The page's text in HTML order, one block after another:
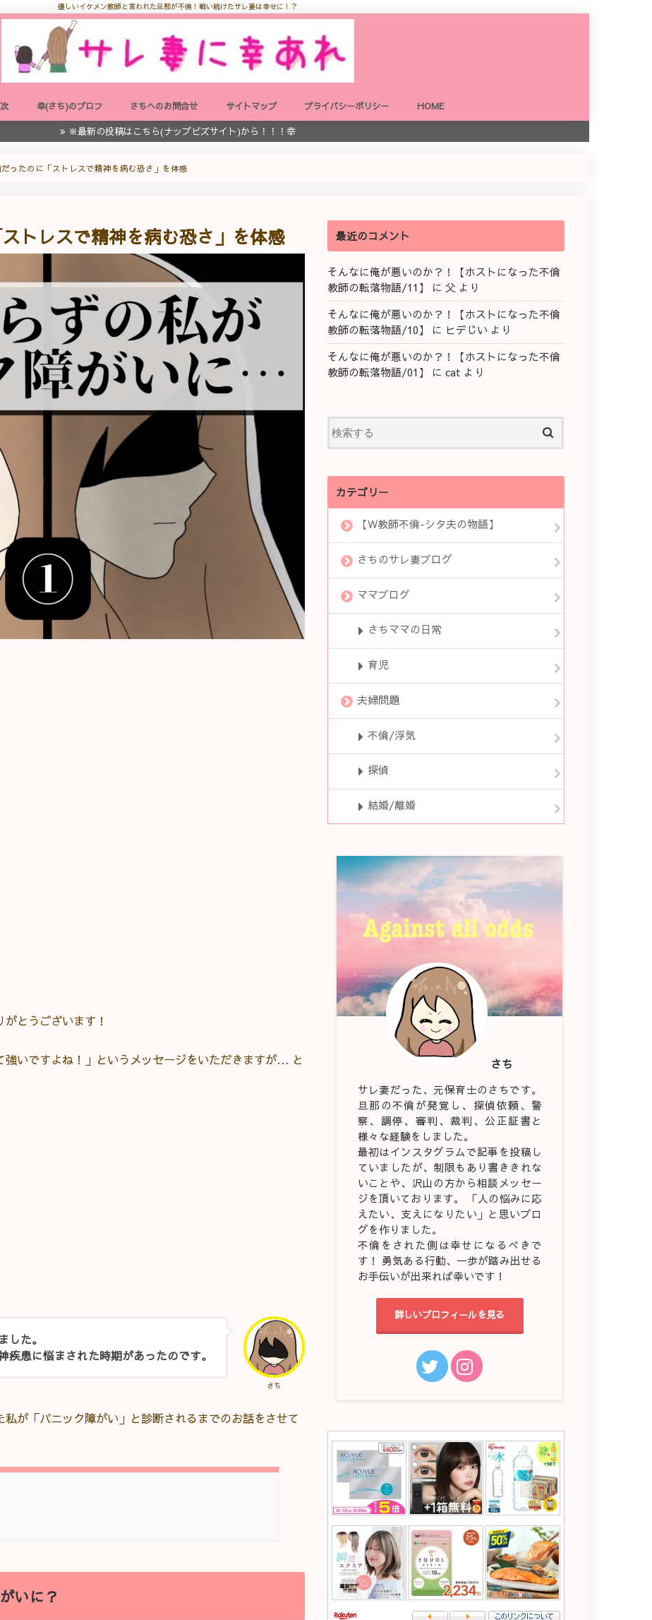
優しいイケメン教師と言われた旦那が不倫！戦い続けたサレ妻は幸せに！？
幸(さち)のプロフ さちへのお問合せ サイトマップ プライバシーポリシー HOME
※最新の投稿はこちら(ナップビズサイト)から！！！幸
ったのに「ストレスで精神を病む恐さ」を体感
トレスで精神を病む恐さ」を体感
とうございます！
いですよね！」というメッセージをいただきますが… と
さち
した。
患に悩まされた時期があったのです。
が「パニック障がい」と診断されるまでのお話をさせて
いに？
最近のコメント
そんなに俺が悪いのか？！【ホストになった不倫
教師の転落物語/11】
に 父 より
そんなに俺が悪いのか？！【ホストになった不倫
教師の転落物語/10】
に ヒデじい より
そんなに俺が悪いのか？！【ホストになった不倫
教師の転落物語/01】
に cat より
カテゴリー
【W教師不倫-シタ夫の物語】
さちのサレ妻ブログ
ママブログ
さちママの日常
育児
夫婦問題
不倫/浮気
探偵
結婚/離婚
さち
サレ妻だった、元保育士のさちです。
旦那の不倫が発覚し、探偵依頼、警
察、調停、審判、裁判、公正証書と
様々な経験をしました。
最初はインスタグラムで記事を投稿し
ていましたが、制限もあり書ききれな
いことや、沢山の方から相談メッセー
ジを頂いております。 「人の悩みに応
えたい、支えになりたい」と思いブロ
グを作りました。
不倫をされた側は幸せになるべきで
す！ 勇気ある行動、一歩が踏み出せる
お手伝いが出来れば幸いです！
詳しいプロフィールを見る